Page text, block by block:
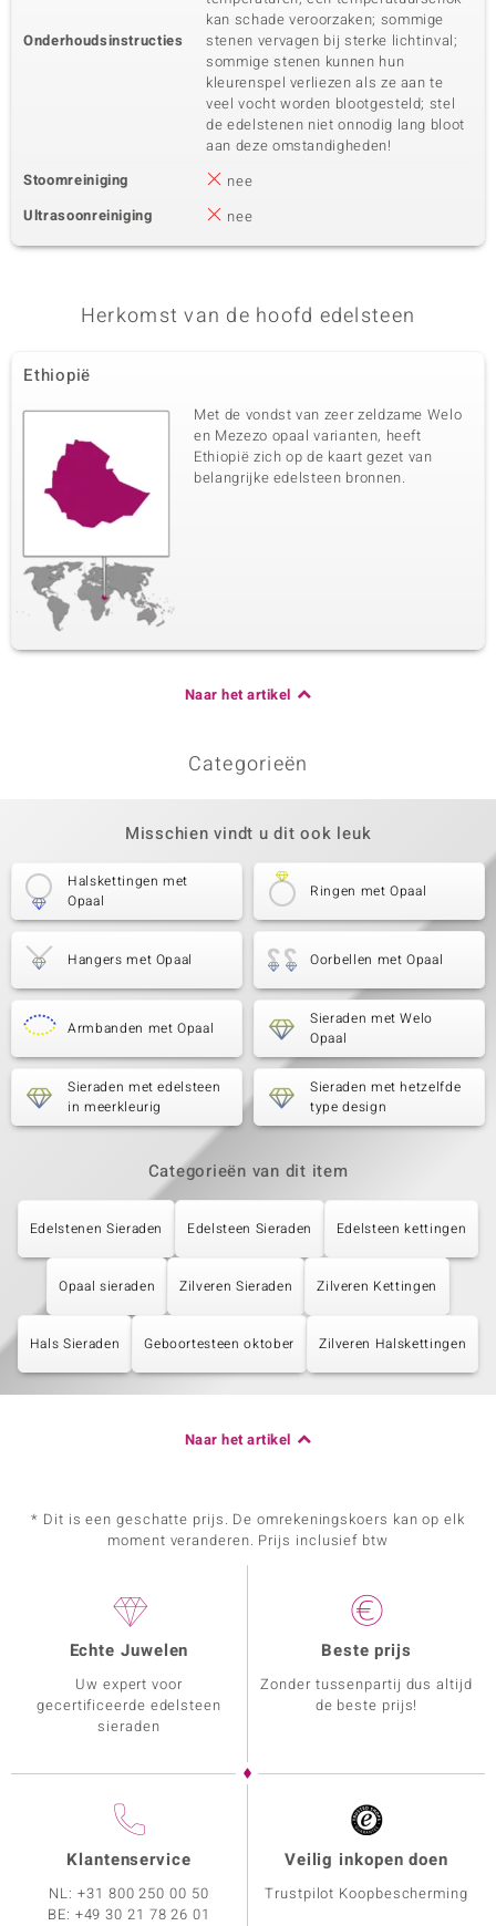
Onderhoudsinstructies
kan schade veroorzaken; sommige
stenen vervagen bij sterke lichtinval;
sommige stenen kunnen hun
kleurenspel verliezen als ze aan te
veel vocht worden blootgesteld; stel
de edelstenen niet onnodig lang bloot
aan deze omstandigheden!
Stoomreiniging
nee
Ultrasoonreiniging
nee
Herkomst van de hoofd edelsteen
Ethiopië
Met de vondst van zeer zeldzame Welo
en Mezezo opaal varianten, heeft
Ethiopië zich op de kaart gezet van
belangrijke edelsteen bronnen.
Naar het artikel
Categorieën
Misschien vindt u dit ook leuk
Halskettingen met
Opaal
Ringen met Opaal
Hangers met Opaal Oorbellen met Opaal
Armbanden met Opaal
Sieraden met Welo
Opaal
Sieraden met edelsteen
in meerkleurig
Sieraden met hetzelfde
type design
Categorieën van dit item
Edelstenen Sieraden Edelsteen Sieraden Edelsteen kettingen
Opaal sieraden Zilveren Sieraden Zilveren Kettingen
Hals Sieraden Geboortesteen oktober Zilveren Halskettingen
Naar het artikel
* Dit is een geschatte prijs. De omrekeningskoers kan op elk
moment veranderen. Prijs inclusief btw
Echte Juwelen
Uw expert voor
gecertificeerde edelsteen
sieraden
Beste prijs
Zonder tussenpartij dus altijd
de beste prijs!
Klantenservice
NL:+31 800 250 00 50
BE: +49 30 21 78 26 01
Veilig inkopen doen
Trustpilot Koopbescherming